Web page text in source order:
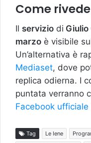
Come
Il servizio di Giulio
marzo è visibile
Un’alternativa è
Mediaset, dove
replica odierna. I
puntata verranno
Facebook ufficiale
Tag Le Iene